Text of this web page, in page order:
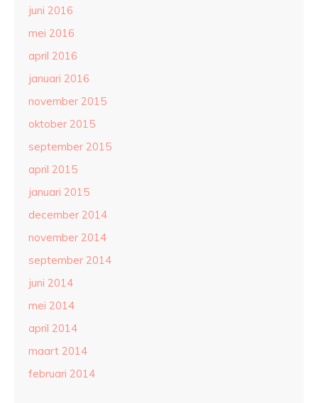
juni 2016
mei 2016
april 2016
januari 2016
november 2015
oktober 2015
september 2015
april 2015
januari 2015
december 2014
november 2014
september 2014
juni 2014
mei 2014
april 2014
maart 2014
februari 2014